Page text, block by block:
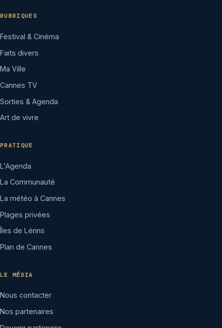
RUBRIQUES
Festival & Cinéma
Faits divers
Ma Ville
Cannes TV
Sorties & Agenda
Art de vivre
PRATIQUE
L'Agenda
La Communauté
La météo à Cannes
Plages privées
Îles de Lérins
Plan de Cannes
LE MÉDIA
Nous contacter
Nos partenaires